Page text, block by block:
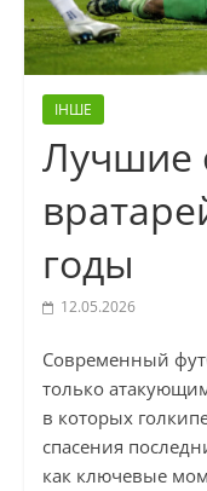
ІНШЕ
Лучшие
годы
12.05.2026
Современный
только
в которых
спасения
как ключевые